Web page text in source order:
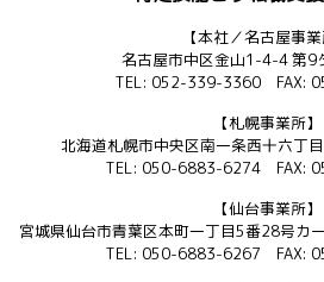
【本社／名古屋事業
名古屋市中区金山1-4-4 第9
TEL: 052-339-3360 FAX:
【札幌事業所】
北海道札幌市中央区南一条西十六丁
TEL: 050-6883-6274 FAX:
【仙台事業所】
宮城県仙台市青葉区本町一丁目5番28号カ
TEL: 050-6883-6267 FAX: